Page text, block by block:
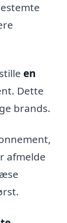
en
Dette
brands.
afmelde